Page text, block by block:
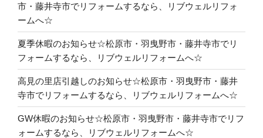
市・藤井寺市でリフォームするなら、リブウェルリフォ
ームへ☆
夏季休暇のお知らせ☆松原市・羽曳野市・藤井寺市でリ
フォームするなら、リブウェルリフォームへ☆
高見の里店引越しのお知らせ☆松原市・羽曳野市・藤井
寺市でリフォームするなら、リブウェルリフォームへ☆
GW休暇のお知らせ☆松原市・羽曳野市・藤井寺市でリフ
ォームするなら、リブウェルリフォームへ☆